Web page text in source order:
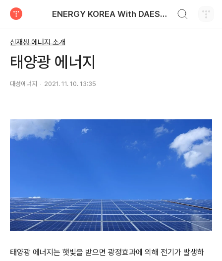
ENERGY KOREA With DAESUNG ENERGY
신재생 에너지 소개
태양광 에너지
대성에너지 2021. 11. 10. 13:35
태양광 에너지는 햇빛을 받으면 광정효과에 의해 전기가 발생하